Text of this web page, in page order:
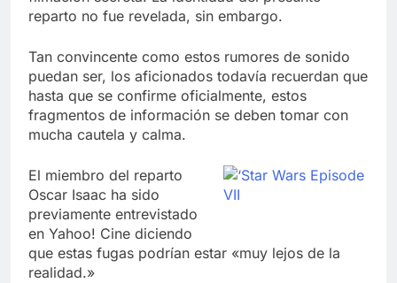
reparto no fue revelada, sin embargo.
Tan convincente como estos rumores de sonido
puedan ser, los aficionados todavía recuerdan que
hasta que se confirme oficialmente, estos
fragmentos de información se deben tomar con
mucha cautela y calma.
El miembro del reparto
Oscar Isaac ha sido
previamente entrevistado
en Yahoo! Cine diciendo
que estas fugas podrían estar «muy lejos de la
realidad.»